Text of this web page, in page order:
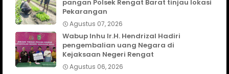
pangan Polsek Rengat Barat tinjau lokasi
Pekarangan
Agustus 07, 2026
Wabup Inhu Ir.H. Hendrizal Hadiri
pengembalian uang Negara di
Kejaksaan Negeri Rengat
Agustus 06, 2026